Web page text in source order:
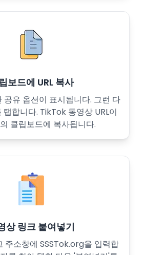
보드에 URL 복사
공유 옵션이 표시됩니다. 그런 다
탭합니다. TikTok 동영상 URL이
클립보드에 복사됩니다.
상 링크 붙여넣기
주소창에 SSSTok.org을 입력합